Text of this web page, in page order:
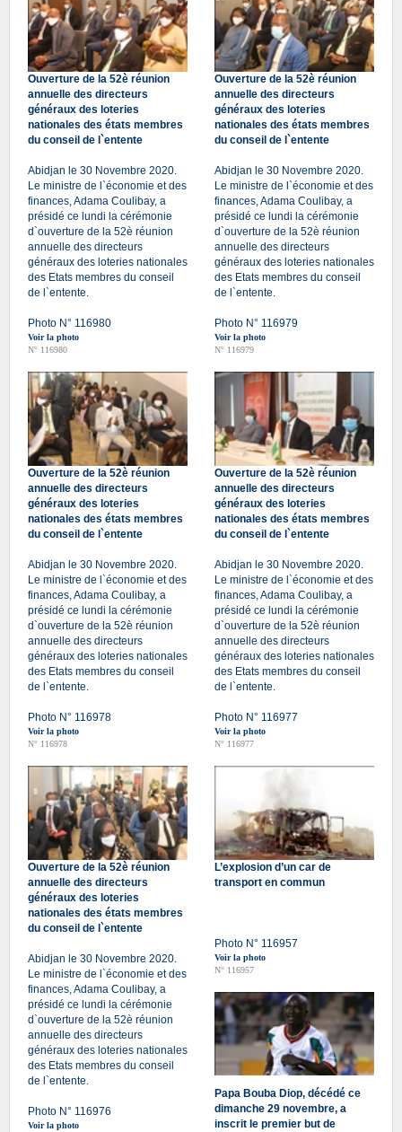
Ouverture de la 52è réunion
annuelle des directeurs
généraux des loteries
nationales des états membres
du conseil de l`entente
Abidjan le 30 Novembre 2020.
Le ministre de l`économie et des
finances, Adama Coulibay, a
présidé ce lundi la cérémonie
d`ouverture de la 52è réunion
annuelle des directeurs
généraux des loteries nationales
des Etats membres du conseil
de l`entente.
Photo N° 116980
Voir la photo
N° 116980
Ouverture de la 52è réunion
annuelle des directeurs
généraux des loteries
nationales des états membres
du conseil de l`entente
Abidjan le 30 Novembre 2020.
Le ministre de l`économie et des
finances, Adama Coulibay, a
présidé ce lundi la cérémonie
d`ouverture de la 52è réunion
annuelle des directeurs
généraux des loteries nationales
des Etats membres du conseil
de l`entente.
Photo N° 116979
Voir la photo
N° 116979
Ouverture de la 52è réunion
annuelle des directeurs
généraux des loteries
nationales des états membres
du conseil de l`entente
Abidjan le 30 Novembre 2020.
Le ministre de l`économie et des
finances, Adama Coulibay, a
présidé ce lundi la cérémonie
d`ouverture de la 52è réunion
annuelle des directeurs
généraux des loteries nationales
des Etats membres du conseil
de l`entente.
Photo N° 116978
Voir la photo
N° 116978
Ouverture de la 52è réunion
annuelle des directeurs
généraux des loteries
nationales des états membres
du conseil de l`entente
Abidjan le 30 Novembre 2020.
Le ministre de l`économie et des
finances, Adama Coulibay, a
présidé ce lundi la cérémonie
d`ouverture de la 52è réunion
annuelle des directeurs
généraux des loteries nationales
des Etats membres du conseil
de l`entente.
Photo N° 116977
Voir la photo
N° 116977
Ouverture de la 52è réunion
annuelle des directeurs
généraux des loteries
nationales des états membres
du conseil de l`entente
Abidjan le 30 Novembre 2020.
Le ministre de l`économie et des
finances, Adama Coulibay, a
présidé ce lundi la cérémonie
d`ouverture de la 52è réunion
annuelle des directeurs
généraux des loteries nationales
des Etats membres du conseil
de l`entente.
Photo N° 116976
Voir la photo
L’explosion d’un car de
transport en commun
Photo N° 116957
Voir la photo
N° 116957
Papa Bouba Diop, décédé ce
dimanche 29 novembre, a
inscrit le premier but de